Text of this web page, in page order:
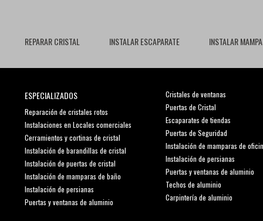
REPARAR CRISTAL INSTALAR ESCAPARATE INSTALAR
ESPECIALIZADOS
Reparación de cristales rotos
Instalaciones en Locales comerciales
Cerramientos y cortinas de cristal
Instalación de barandillas de cristal
Instalación de puertas de cristal
Instalación de mamparas de baño
Instalación de persianas
Puertas y ventanas de aluminio
Cristales de ventanas
Puertas de Cristal
Escaparates de tiendas
Puertas de Seguridad
Instalación de mamparas de
Instalación de persianas
Puertas y ventanas de aluminio
Techos de aluminio
Carpintería de aluminio